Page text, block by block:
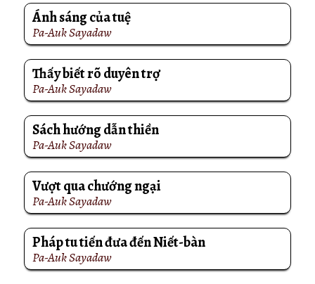
Ánh sáng của tuệ
Pa-Auk Sayadaw
Thấy biết rõ duyên trợ
Pa-Auk Sayadaw
Sách hướng dẫn thiền
Pa-Auk Sayadaw
Vượt qua chướng ngại
Pa-Auk Sayadaw
Pháp tu tiến đưa đến Niết-bàn
Pa-Auk Sayadaw